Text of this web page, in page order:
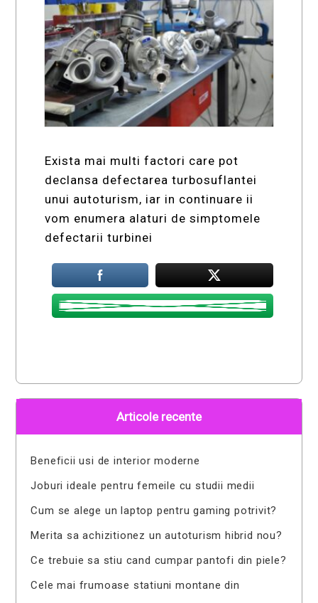
Exista mai multi factori care pot
declansa defectarea turbosuflantei
unui autoturism, iar in continuare ii
vom enumera alaturi de simptomele
defectarii turbinei
Articole recente
Beneficii usi de interior moderne
Joburi ideale pentru femeile cu studii medii
Cum se alege un laptop pentru gaming potrivit?
Merita sa achizitionez un autoturism hibrid nou?
Ce trebuie sa stiu cand cumpar pantofi din piele?
Cele mai frumoase statiuni montane din